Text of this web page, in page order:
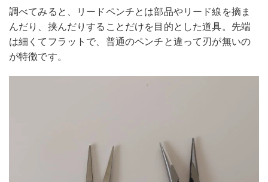
調べてみると、リードペンチとは部品やリード線を摘ま
んだり、挟んだりすることだけを目的とした道具。先端
は細くてフラットで、普通のペンチと違って刃が無いの
が特徴です。